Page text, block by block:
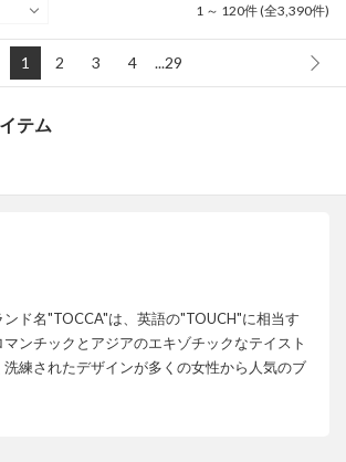
1 ～ 120件 (全3,390件)
1 2 3 4 ...29
テム
ド名"TOCCA"は、英語の"TOUCH"に相当す
ンチックとアジアのエキゾチックなテイスト
練されたデザインが多くの女性から人気のブ